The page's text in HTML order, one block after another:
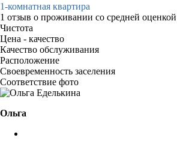
1-комнатная квартира
1 отзыв о проживании со средней оценкой
Чистота
Цена - качество
Качество обслуживания
Расположение
Своевременность заселения
Соответствие фото
Ольга